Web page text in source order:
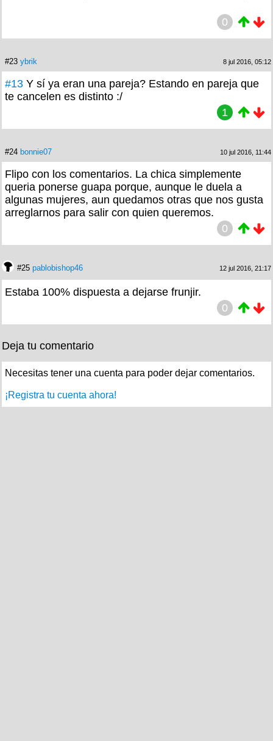
0
#23 ybrik 8 jul 2016, 05:12
#13 Y sí ya eran una pareja? Estando en pareja que
te cancelen es distinto :/
1
#24 bonnie07 10 jul 2016, 11:44
Flipo con los comentarios. La chica simplemente
queria ponerse guapa porque, aunque le duela a
algunas mujeres, aun quedamos otras que nos gusta
arreglarnos para salir con quien queremos.
0
#25 pablobishop46 12 jul 2016, 21:17
Estaba 100% dispuesta a dejarse frunjir.
0
Deja tu comentario
Necesitas tener una cuenta para poder dejar comentarios.
¡Registra tu cuenta ahora!